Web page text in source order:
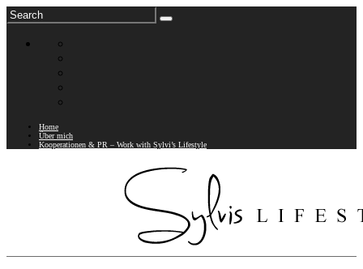
Home
Über mich
Kooperationen & PR – Work with Sylvi’s Lifestyle